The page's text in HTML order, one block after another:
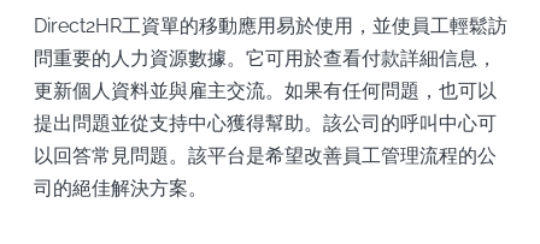
Direct2HR工資單的移動應用易於使用，並使員工輕鬆訪
問重要的人力資源數據。它可用於查看付款詳細信息，
更新個人資料並與雇主交流。如果有任何問題，也可以
提出問題並從支持中心獲得幫助。該公司的呼叫中心可
以回答常見問題。該平台是希望改善員工管理流程的公
司的絕佳解決方案。